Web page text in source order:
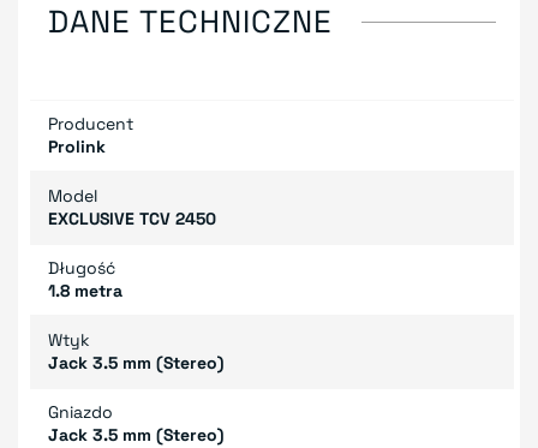
DANE TECHNICZNE
Producent
Prolink
Model
EXCLUSIVE TCV 2450
Długość
1.8 metra
Wtyk
Jack 3.5 mm (Stereo)
Gniazdo
Jack 3.5 mm (Stereo)